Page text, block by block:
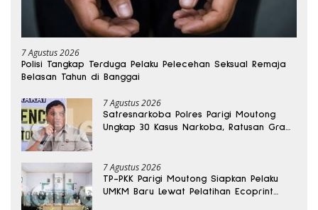
7 Agustus 2026
Polisi Tangkap Terduga Pelaku Pelecehan Seksual Remaja
Belasan Tahun di Banggai
7 Agustus 2026
Satresnarkoba Polres Parigi Moutong
Ungkap 30 Kasus Narkoba, Ratusan Gram
7 Agustus 2026
TP-PKK Parigi Moutong Siapkan Pelaku
UMKM Baru Lewat Pelatihan Ecoprint